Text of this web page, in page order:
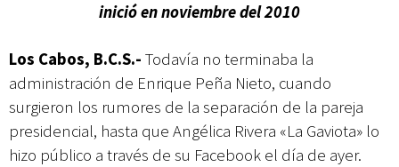
inició en noviembre del 2010
Los Cabos, B.C.S.- Todavía no terminaba la
administración de Enrique Peña Nieto, cuando
surgieron los rumores de la separación de la pareja
presidencial, hasta que Angélica Rivera «La Gaviota» lo
hizo público a través de su Facebook el día de ayer.